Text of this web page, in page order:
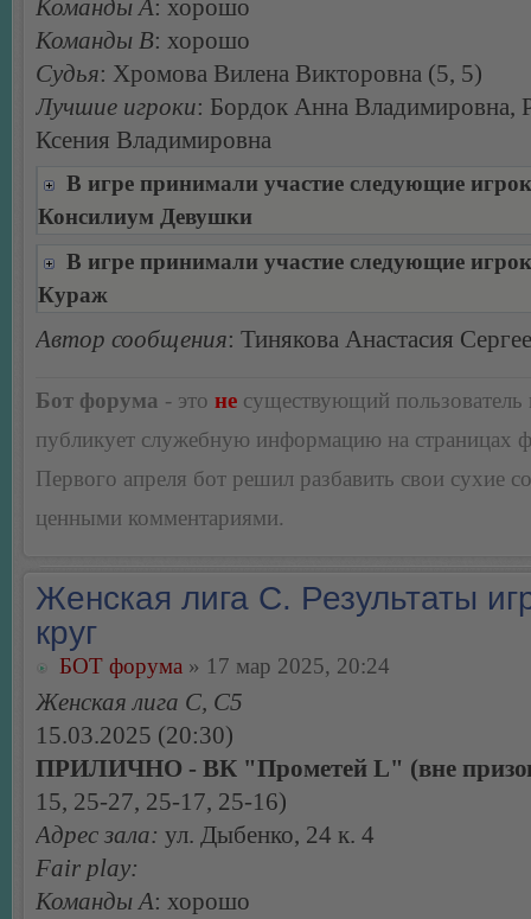
Команды А: хорошо
Команды В: хорошо
Судья: Хромова Вилена Викторовна (5, 5)
Лучшие игроки: Бордок Анна Владимировна,
Ксения Владимировна
В игре принимали участие следующие
Консилиум Девушки
В игре принимали участие следующие
Кураж
Автор сообщения: Тинякова Анастасия
Бот форума - это не существующий пользователь
публикует служебную информацию на страницах
Первого апреля бот решил разбавить свои сухие
ценными комментариями.
Женская лига С. Результаты
круг
БОТ форума » 17 мар 2025, 20:24
Женская лига С, С5
15.03.2025 (20:30)
ПРИЛИЧНО - ВК "Прометей L" (вне
15, 25-27, 25-17, 25-16)
Адрес зала: ул. Дыбенко, 24 к. 4
Fair play:
Команды А: хорошо